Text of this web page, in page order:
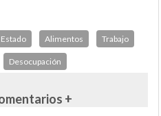
Estado Alimentos Trabajo
Desocupación
+